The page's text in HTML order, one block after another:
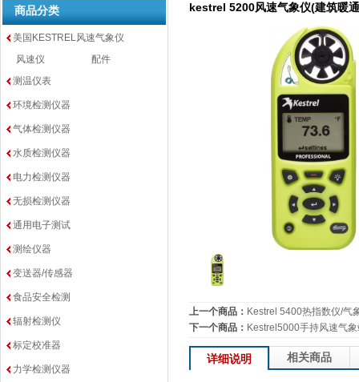
商品分类
美国KESTREL风速气象仪
风速仪
配件
测温仪表
环境检测仪器
气体检测仪器
水质检测仪器
电力检测仪器
无损检测仪器
通用电子测试
测绘仪器
变送器/传感器
食品安全检测
辐射检测仪
标定校准器
力学检测仪器
kestrel 5200风速气象仪(建筑暖
上一个商品： Kestrel 5400热指数仪/气
下一个商品： Kestrel5000手持风速气
详细说明 相关商品